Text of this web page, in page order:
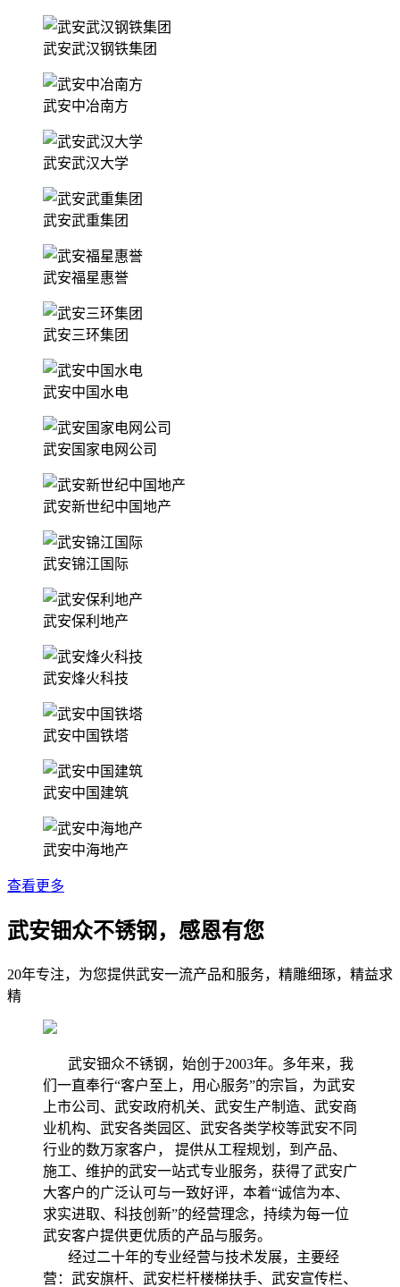
武安武汉钢铁集团
武安中冶南方
武安武汉大学
武安武重集团
武安福星惠誉
武安三环集团
武安中国水电
武安国家电网公司
武安新世纪中国地产
武安锦江国际
武安保利地产
武安烽火科技
武安中国铁塔
武安中国建筑
武安中海地产
查看更多
武安钿众不锈钢，感恩有您
20年专注，为您提供武安一流产品和服务，精雕细琢，精益求
精
武安钿众不锈钢，始创于2003年。多年来，我
们一直奉行“客户至上，用心服务”的宗旨，为武安
上市公司、武安政府机关、武安生产制造、武安商
业机构、武安各类园区、武安各类学校等武安不同
行业的数万家客户， 提供从工程规划，到产品、
施工、维护的武安一站式专业服务，获得了武安广
大客户的广泛认可与一致好评，本着“诚信为本、
求实进取、科技创新”的经营理念，持续为每一位
武安客户提供更优质的产品与服务。
经过二十年的专业经营与技术发展，主要经
营：武安旗杆、武安栏杆楼梯扶手、武安宣传栏、